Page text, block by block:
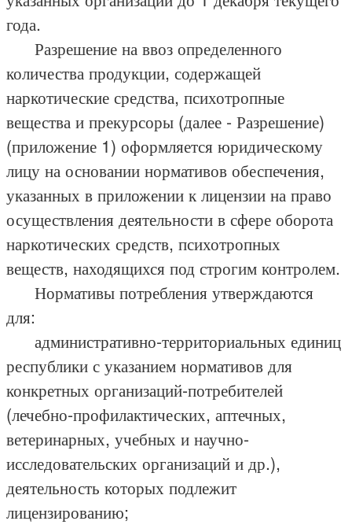
года.
Разрешение на ввоз определенного
количества продукции, содержащей
наркотические средства, психотропные
вещества и прекурсоры (далее - Разрешение)
(приложение 1) оформляется юридическому
лицу на основании нормативов обеспечения,
указанных в приложении к лицензии на право
осуществления деятельности в сфере оборота
наркотических средств, психотропных
веществ, находящихся под строгим контролем.
Нормативы потребления утверждаются
для:
административно-территориальных единиц
республики с указанием нормативов для
конкретных организаций-потребителей
(лечебно-профилактических, аптечных,
ветеринарных, учебных и научно-
исследовательских организаций и др.),
деятельность которых подлежит
лицензированию;